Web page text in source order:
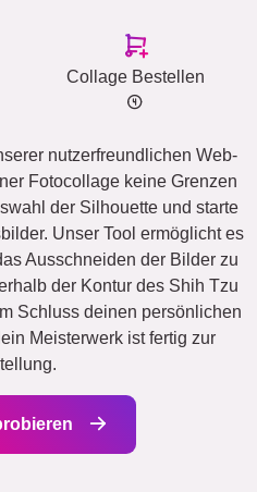
Collage Bestellen
nutzerfreundlichen Web-
Fotocollage keine Grenzen
der Silhouette und starte
Unser Tool ermöglicht es
Ausschneiden der Bilder zu
der Kontur des Shih Tzu
Schluss deinen persönlichen
Meisterwerk ist fertig zur